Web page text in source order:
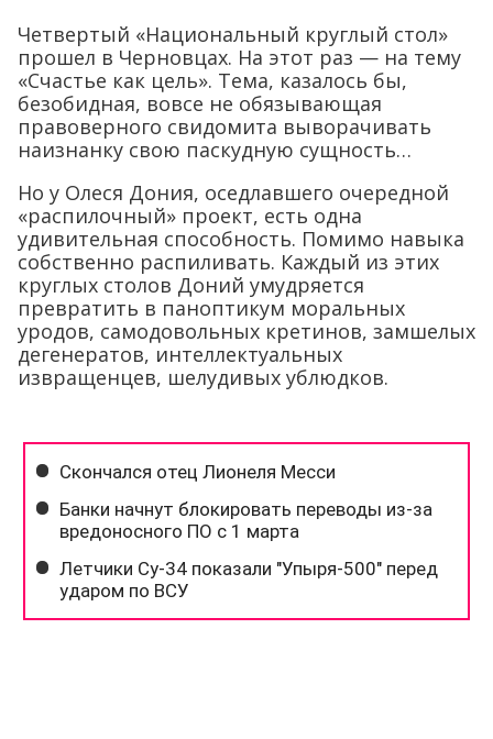
Четвертый «Национальный круглый стол»
прошел в Черновцах. На этот раз — на тему
«Счастье как цель». Тема, казалось бы,
безобидная, вовсе не обязывающая
правоверного свидомита выворачивать
наизнанку свою паскудную сущность…
Но у Олеся Дония, оседлавшего очередной
«распилочный» проект, есть одна
удивительная способность. Помимо навыка
собственно распиливать. Каждый из этих
круглых столов Доний умудряется
превратить в паноптикум моральных
уродов, самодовольных кретинов, замшелых
дегенератов, интеллектуальных
извращенцев, шелудивых ублюдков.